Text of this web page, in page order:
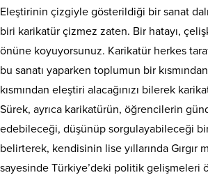
Eleştirinin çizgiyle gösterildiği bir sanat
biri karikatür çizmez zaten. Bir hatayı,
önüne koyuyorsunuz. Karikatür herkes
bu sanatı yaparken toplumun bir
kısmından eleştiri alacağınızı bilerek
Sürek, ayrıca karikatürün, öğrencilerin
edebileceği, düşünüp sorgulayabileceği
belirterek, kendisinin lise yıllarında Gırgır
sayesinde Türkiye’deki politik gelişmeleri